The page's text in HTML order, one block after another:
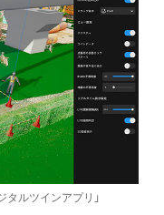
ルツインアプリ」